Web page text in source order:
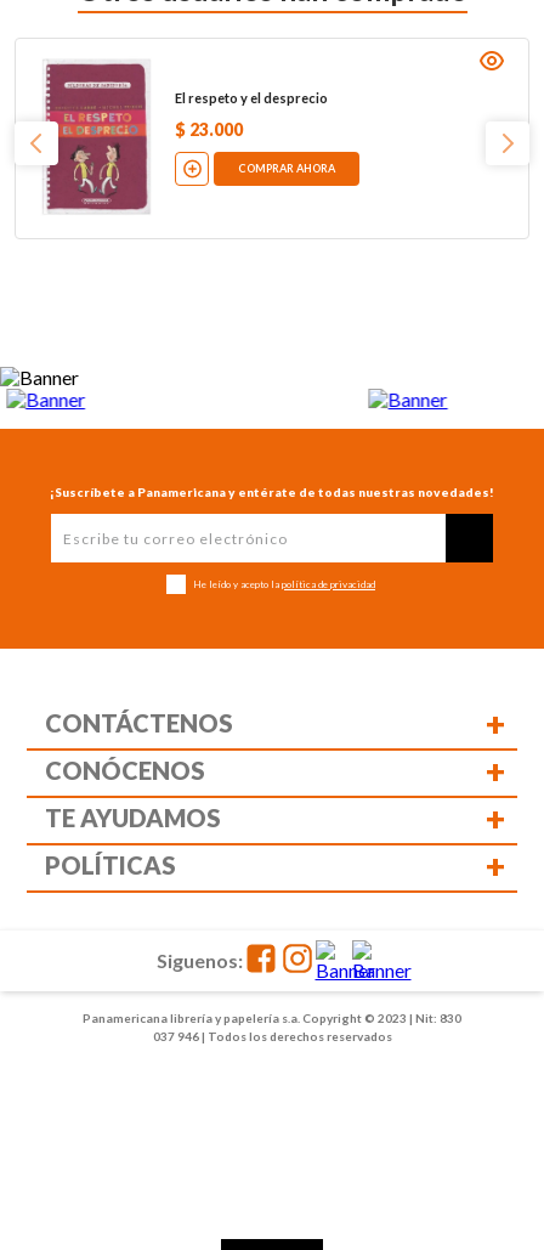
El respeto y el desprecio
$ 23.000
COMPRAR AHORA
¡Suscríbete a Panamericana y entérate de todas nuestras novedades!
He leído y acepto la política de privacidad
CONTÁCTENOS +
CONÓCENOS +
TE AYUDAMOS +
POLÍTICAS +
Panamericana librería y papelería s.a. Copyright © 2023 | Nit: 830
037 946 | Todos los derechos reservados
Siguenos: